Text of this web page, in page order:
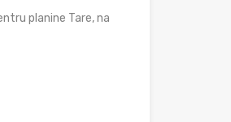
planine Tare, na